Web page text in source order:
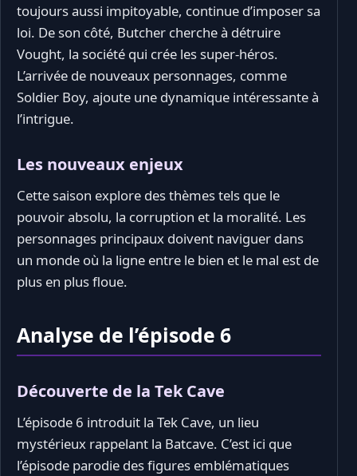
toujours aussi impitoyable, continue d’imposer sa
loi. De son côté, Butcher cherche à détruire
Vought, la société qui crée les super-héros.
L’arrivée de nouveaux personnages, comme
Soldier Boy, ajoute une dynamique intéressante à
l’intrigue.
Les nouveaux enjeux
Cette saison explore des thèmes tels que le
pouvoir absolu, la corruption et la moralité. Les
personnages principaux doivent naviguer dans
un monde où la ligne entre le bien et le mal est de
plus en plus floue.
Analyse de l’épisode 6
Découverte de la Tek Cave
L’épisode 6 introduit la Tek Cave, un lieu
mystérieux rappelant la Batcave. C’est ici que
l’épisode parodie des figures emblématiques